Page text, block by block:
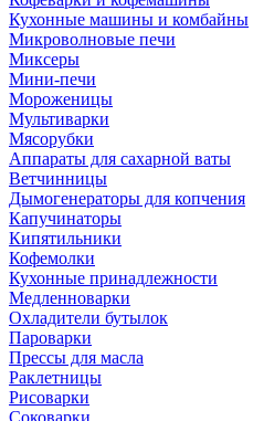
Кухонные машины и комбайны
Микроволновые печи
Миксеры
Мини-печи
Мороженицы
Мультиварки
Мясорубки
Аппараты для сахарной ваты
Ветчинницы
Дымогенераторы для копчения
Капучинаторы
Кипятильники
Кофемолки
Кухонные принадлежности
Медленноварки
Охладители бутылок
Пароварки
Прессы для масла
Раклетницы
Рисоварки
Соковарки